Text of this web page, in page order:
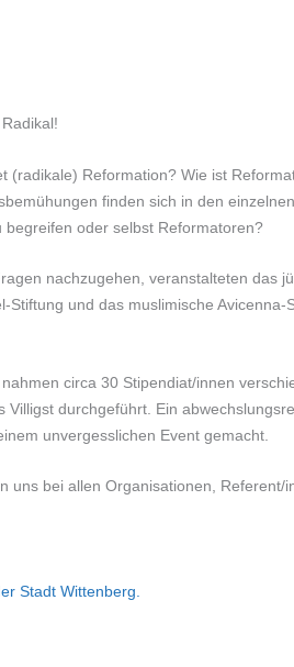
(radikale) Reformation? Wie ist
finden sich in den
begreifen oder selbst Reformatoren?
nachzugehen, veranstalteten das
Stiftung und das muslimische
circa 30 Stipendiat/innen
Villigst durchgeführt. Ein
unvergesslichen Event gemacht.
uns bei allen Organisationen,